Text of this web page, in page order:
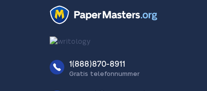
1(888)870-8911
Gratis telefonnummer